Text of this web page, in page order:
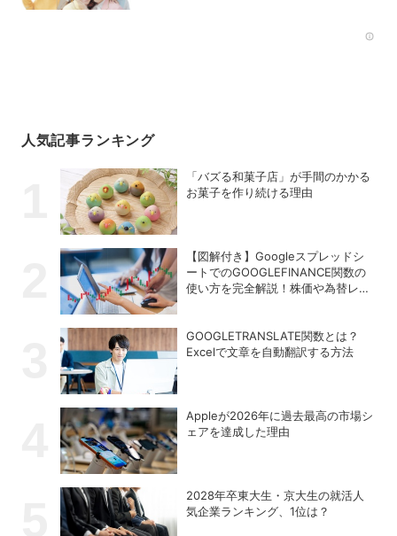
人気記事ランキング
「バズる和菓子店」が手間のかかる
お菓子を作り続ける理由
【図解付き】Googleスプレッドシ
ートでのGOOGLEFINANCE関数の
使い方を完全解説！株価や為替レー
GOOGLETRANSLATE関数とは？
Excelで文章を自動翻訳する方法
Appleが2026年に過去最⾼の市場シ
ェアを達成した理由
2028年卒東大生・京大生の就活人
気企業ランキング、1位は？